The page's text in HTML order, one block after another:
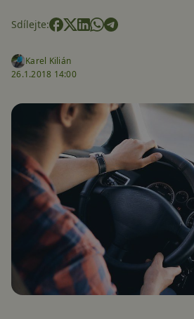
Sdílejte:
Karel Kilián
26.1.2018 14:00